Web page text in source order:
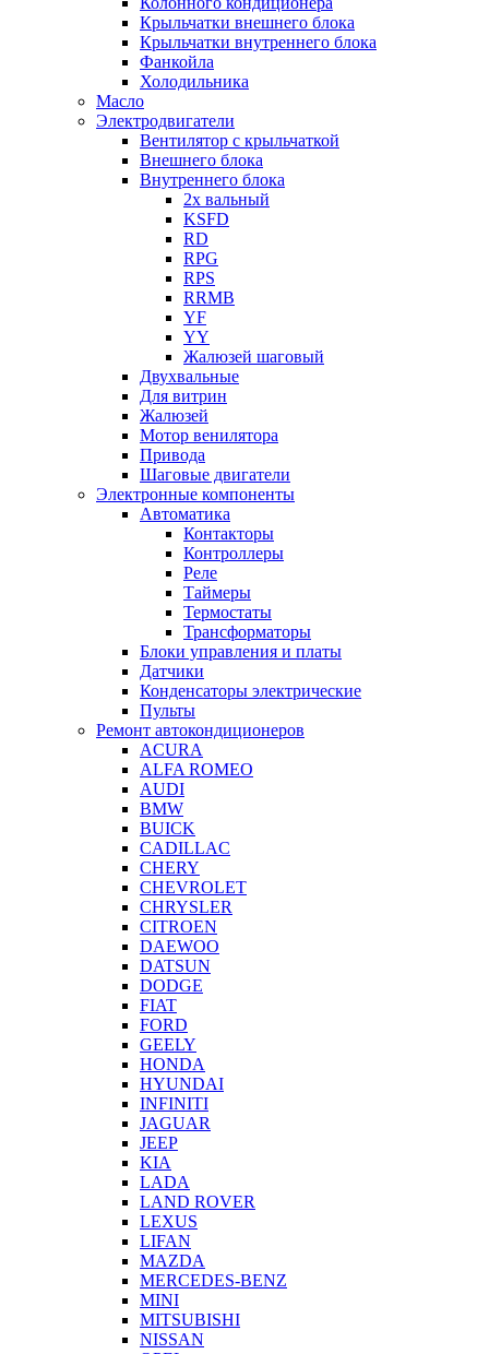
Крыльчатки внешнего блока
Крыльчатки внутреннего блока
Фанкойла
Холодильника
Масло
Электродвигатели
Вентилятор с крыльчаткой
Внешнего блока
Внутреннего блока
2х вальный
KSFD
RD
RPG
RPS
RRMB
YF
YY
Жалюзей шаговый
Двухвальные
Для витрин
Жалюзей
Мотор венилятора
Привода
Шаговые двигатели
Электронные компоненты
Автоматика
Контакторы
Контроллеры
Реле
Таймеры
Термостаты
Трансформаторы
Блоки управления и платы
Датчики
Конденсаторы электрические
Пульты
Ремонт автокондиционеров
ACURA
ALFA ROMEO
AUDI
BMW
BUICK
CADILLAC
CHERY
CHEVROLET
CHRYSLER
CITROEN
DAEWOO
DATSUN
DODGE
FIAT
FORD
GEELY
HONDA
HYUNDAI
INFINITI
JAGUAR
JEEP
KIA
LADA
LAND ROVER
LEXUS
LIFAN
MAZDA
MERCEDES-BENZ
MINI
MITSUBISHI
NISSAN